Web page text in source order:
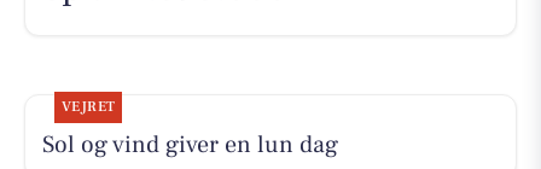
VEJRET
Sol og vind giver en lun dag